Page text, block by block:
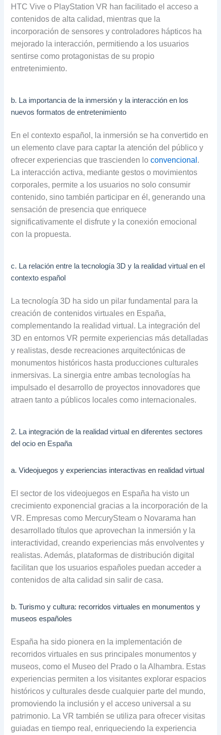
HTC Vive o PlayStation VR han facilitado el acceso a
contenidos de alta calidad, mientras que la
incorporación de sensores y controladores hápticos ha
mejorado la interacción, permitiendo a los usuarios
sentirse como protagonistas de su propio
entretenimiento.
b. La importancia de la inmersión y la interacción en los
nuevos formatos de entretenimiento
En el contexto español, la inmersión se ha convertido en
un elemento clave para captar la atención del público y
ofrecer experiencias que trascienden loconvencional .
La interacción activa, mediante gestos o movimientos
corporales, permite a los usuarios no solo consumir
contenido, sino también participar en él, generando una
sensación de presencia que enriquece
significativamente el disfrute y la conexión emocional
con la propuesta.
c. La relación entre la tecnología 3D y la realidad virtual en el
contexto español
La tecnología 3D ha sido un pilar fundamental para la
creación de contenidos virtuales en España,
complementando la realidad virtual. La integración del
3D en entornos VR permite experiencias más detalladas
y realistas, desde recreaciones arquitectónicas de
monumentos históricos hasta producciones culturales
inmersivas. La sinergia entre ambas tecnologías ha
impulsado el desarrollo de proyectos innovadores que
atraen tanto a públicos locales como internacionales.
2. La integración de la realidad virtual en diferentes sectores
del ocio en España
a. Videojuegos y experiencias interactivas en realidad virtual
El sector de los videojuegos en España ha visto un
crecimiento exponencial gracias a la incorporación de la
VR. Empresas como MercurySteam o Novarama han
desarrollado títulos que aprovechan la inmersión y la
interactividad, creando experiencias más envolventes y
realistas. Además, plataformas de distribución digital
facilitan que los usuarios españoles puedan acceder a
contenidos de alta calidad sin salir de casa.
b. Turismo y cultura: recorridos virtuales en monumentos y
museos españoles
España ha sido pionera en la implementación de
recorridos virtuales en sus principales monumentos y
museos, como el Museo del Prado o la Alhambra. Estas
experiencias permiten a los visitantes explorar espacios
históricos y culturales desde cualquier parte del mundo,
promoviendo la inclusión y el acceso universal a su
patrimonio. La VR también se utiliza para ofrecer visitas
guiadas en tiempo real, enriqueciendo la experiencia